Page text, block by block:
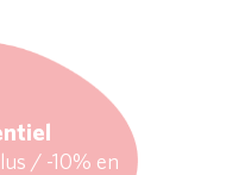
/ -10% en